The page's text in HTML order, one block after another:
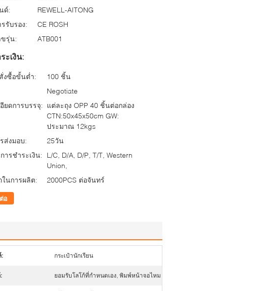
ด์:
REWELL-AITONG
รับรอง:
CE ROSH
ขรุ่น:
ATB001
ะเงิน:
งซื้อขั้นต่ำ:
100 ชิ้น
Negotiate
ยดการบรรจุ: แต่ละถุง OPP 40 ชิ้นต่อกล่อง
CTN:50x45x50cm GW:
ประมาณ 12kgs
ส่งมอบ:
25วัน
ารชำระเงิน:
L/C, D/A, D/P, T/T, Western
Union,
ในการผลิต:
2000PCS ต่อจันทร์
อ
: กระเป๋านักเรียน
ยอมรับโลโก้ที่กำหนดเอง, พิมพ์หน้าจอไหม